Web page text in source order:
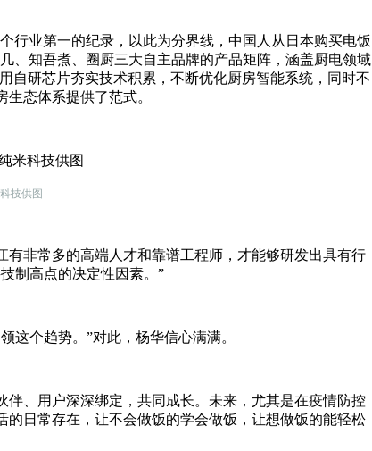
行业第一的纪录，以此为分界线，中国人从日本购买电饭
、知吾煮、圈厨三大自主品牌的产品矩阵，涵盖厨电领域
自研芯片夯实技术积累，不断优化厨房智能系统，同时不
态体系提供了范式。
技供图
非常多的高端人才和靠谱工程师，才能够研发出具有行
制高点的决定性因素。”
这个趋势。”对此，杨华信心满满。
、用户深深绑定，共同成长。未来，尤其是在疫情防控
日常存在，让不会做饭的学会做饭，让想做饭的能轻松